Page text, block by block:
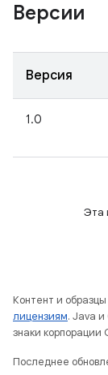
Версии
Версия
1.0
Эта
Контент и
лицензиям. Java и
знаки
Последнее